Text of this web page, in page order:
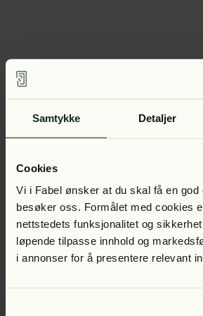
Samtykke Detaljer
Cookies
Vi i Fabel ønsker at du skal få en god
besøker oss. Formålet med cookies
nettstedets funksjonalitet og
løpende tilpasse innhold og
i annonser for å presentere relevant